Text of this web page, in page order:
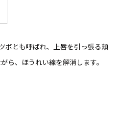
ボとも呼ばれ、上唇を引っ張る頬
ら、ほうれい線を解消します。